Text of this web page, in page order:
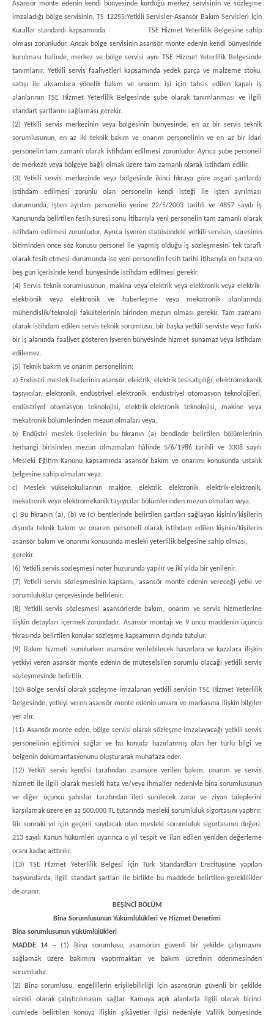
Asansör monte edenin kendi bünyesinde kurduğu merkez servisinin ve sözleşme
imzaladığı bölge servisinin, TS 12255:Yetkili Servisler-Asansör Bakım Servisleri İçin
Kurallar standardı kapsamında TSE Hizmet Yeterlilik Belgesine sahip
olması zorunludur. Ancak bölge servisinin asansör monte edenin kendi bünyesinde
kurulması halinde, merkez ve bölge servisi aynı TSE Hizmet Yeterlilik Belgesinde
tanımlanır. Yetkili servis faaliyetleri kapsamında yedek parça ve malzeme stoku,
satışı ile aksamlara yönelik bakım ve onarım işi için tahsis edilen kapalı iş
alanlarının TSE Hizmet Yeterlilik Belgesinde şube olarak tanımlanması ve ilgili
standart şartlarını sağlaması gerekir.
(2) Yetkili servis merkezinin veya bölgesinin bünyesinde, en az bir servis teknik
sorumlusunun, en az iki teknik bakım ve onarım personelinin ve en az bir idari
personelin tam zamanlı olarak istihdam edilmesi zorunludur. Ayrıca şube personeli
de merkeze veya bölgeye bağlı olmak üzere tam zamanlı olarak istihdam edilir.
(3) Yetkili servis merkezinde veya bölgesinde ikinci fıkraya göre asgari şartlarda
istihdam edilmesi zorunlu olan personelin kendi isteği ile işten ayrılması
durumunda, işten ayrılan personelin yerine 22/5/2003 tarihli ve 4857 sayılı İş
Kanununda belirtilen fesih süresi sonu itibarıyla yeni personelin tam zamanlı olarak
istihdam edilmesi zorunludur. Ayrıca işveren statüsündeki yetkili servisin, süresinin
bitiminden önce söz konusu personel ile yapmış olduğu iş sözleşmesini tek taraflı
olarak fesih etmesi durumunda ise yeni personelin fesih tarihi itibarıyla en fazla on
beş gün içerisinde kendi bünyesinde istihdam edilmesi gerekir.
(4) Servis teknik sorumlusunun, makina veya elektrik veya elektronik veya elektrik-
elektronik veya elektronik ve haberleşme veya mekatronik alanlarında
mühendislik/teknoloji fakültelerinin birinden mezun olması gerekir. Tam zamanlı
olarak istihdam edilen servis teknik sorumlusu, bir başka yetkili serviste veya farklı
bir iş alanında faaliyet gösteren işveren bünyesinde hizmet sunamaz veya istihdam
edilemez.
(5) Teknik bakım ve onarım personelinin;
a) Endüstri meslek liselerinin asansör, elektrik, elektrik tesisatçılığı, elektromekanik
taşıyıcılar, elektronik, endüstriyel elektronik, endüstriyel otomasyon teknolojileri,
endüstriyel otomasyon teknolojisi, elektrik-elektronik teknolojisi, makine veya
mekatronik bölümlerinden mezun olmaları veya,
b) Endüstri meslek liselerinin bu fıkranın (a) bendinde belirtilen bölümlerinin
herhangi birisinden mezun olmamaları hâlinde 5/6/1986 tarihli ve 3308 sayılı
Mesleki Eğitim Kanunu kapsamında asansör bakım ve onarımı konusunda ustalık
belgesine sahip olmaları veya,
c) Meslek yüksekokullarının makine, elektrik, elektronik, elektrik-elektronik,
mekatronik veya elektromekanik taşıyıcılar bölümlerinden mezun olmaları veya,
ç) Bu fıkranın (a), (b) ve (c) bentlerinde belirtilen şartları sağlayan kişinin/kişilerin
dışında teknik bakım ve onarım personeli olarak istihdam edilen kişinin/kişilerin
asansör bakım ve onarımı konusunda mesleki yeterlilik belgesine sahip olması,
gerekir.
(6) Yetkili servis sözleşmesi noter huzurunda yapılır ve iki yılda bir yenilenir.
(7) Yetkili servis sözleşmesinin kapsamı, asansör monte edenin vereceği yetki ve
sorumluluklar çerçevesinde belirlenir.
(8) Yetkili servis sözleşmesi asansörlerde bakım, onarım ve servis hizmetlerine
ilişkin detayları içermek zorundadır. Asansör montajı ve 9 uncu maddenin üçüncü
fıkrasında belirtilen konular sözleşme kapsamının dışında tutulur.
(9) Bakım hizmeti sunulurken asansöre verilebilecek hasarlara ve kazalara ilişkin
yetkiyi veren asansör monte edenin de müteselsilen sorumlu olacağı yetkili servis
sözleşmesinde belirtilir.
(10) Bölge servisi olarak sözleşme imzalanan yetkili servisin TSE Hizmet Yeterlilik
Belgesinde, yetkiyi veren asansör monte edenin unvanı ve markasına ilişkin bilgiler
yer alır.
(11) Asansör monte eden, bölge servisi olarak sözleşme imzalayacağı yetkili servis
personelinin eğitimini sağlar ve bu konuda hazırlanmış olan her türlü bilgi ve
belgenin dokümantasyonunu oluşturarak muhafaza eder.
(12) Yetkili servis kendisi tarafından asansöre verilen bakım, onarım ve servis
hizmeti ile ilgili olarak mesleki hata ve/veya ihmaller nedeniyle bina sorumlusunun
ve diğer üçüncü şahıslar tarafından ileri sürülecek zarar ve ziyan taleplerini
karşılamak üzere en az 500.000 TL tutarında mesleki sorumluluk sigortasını yaptırır.
Bir sonraki yıl için geçerli sayılacak olan mesleki sorumluluk sigortasının değeri,
213 sayılı Kanun hükümleri uyarınca o yıl tespit ve ilan edilen yeniden değerleme
oranı kadar arttırılır.
(13) TSE Hizmet Yeterlilik Belgesi için Türk Standardları Enstitüsüne yapılan
başvurularda, ilgili standart şartları ile birlikte bu maddede belirtilen gereklilikler
de aranır.
BEŞİNCİ BÖLÜM
Bina Sorumlusunun Yükümlülükleri ve Hizmet Denetimi
Bina sorumlusunun yükümlülükleri
MADDE 14 – (1) Bina sorumlusu, asansörün güvenli bir şekilde çalışmasını
sağlamak üzere bakımını yaptırmaktan ve bakım ücretinin ödenmesinden
sorumludur.
(2) Bina sorumlusu, engellilerin erişilebilirliği için asansörün güvenli bir şekilde
sürekli olarak çalıştırılmasını sağlar. Kamuya açık alanlarla ilgili olarak birinci
cümlede belirtilen konuya ilişkin şikâyetler ilgisi nedeniyle Valilik bünyesinde